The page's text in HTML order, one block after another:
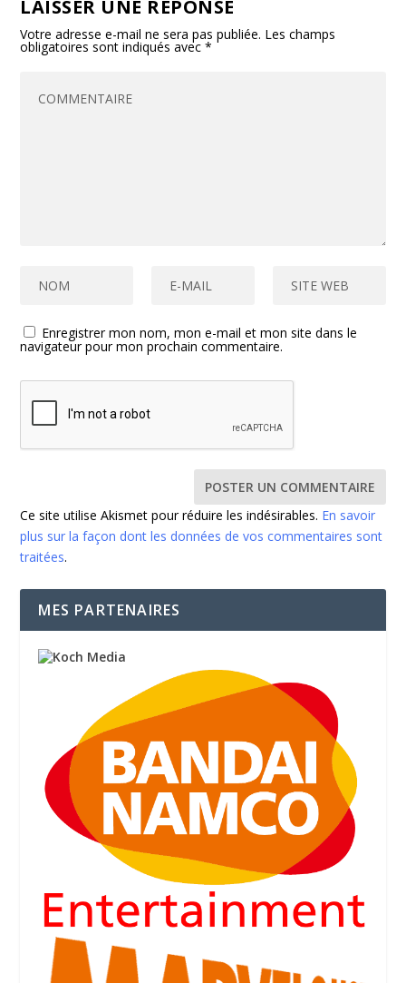
LAISSER UNE RÉPONSE
Votre adresse e-mail ne sera pas publiée. Les champs
obligatoires sont indiqués avec*
Enregistrer mon nom, mon e-mail et mon site dans le
navigateur pour mon prochain commentaire.
Ce site utilise Akismet pour réduire les indésirables. En savoir
plus sur la façon dont les données de vos commentaires sont
traitées.
MES PARTENAIRES